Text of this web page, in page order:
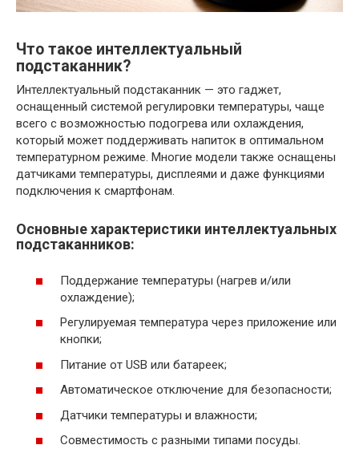
Что такое интеллектуальный
подстаканник?
Интеллектуальный подстаканник — это гаджет,
оснащенный системой регулировки температуры, чаще
всего с возможностью подогрева или охлаждения,
который может поддерживать напиток в оптимальном
температурном режиме. Многие модели также оснащены
датчиками температуры, дисплеями и даже функциями
подключения к смартфонам.
Основные характеристики интеллектуальных
подстаканников:
Поддержание температуры (нагрев и/или
охлаждение);
Регулируемая температура через приложение или
кнопки;
Питание от USB или батареек;
Автоматическое отключение для безопасности;
Датчики температуры и влажности;
Совместимость с разными типами посуды.